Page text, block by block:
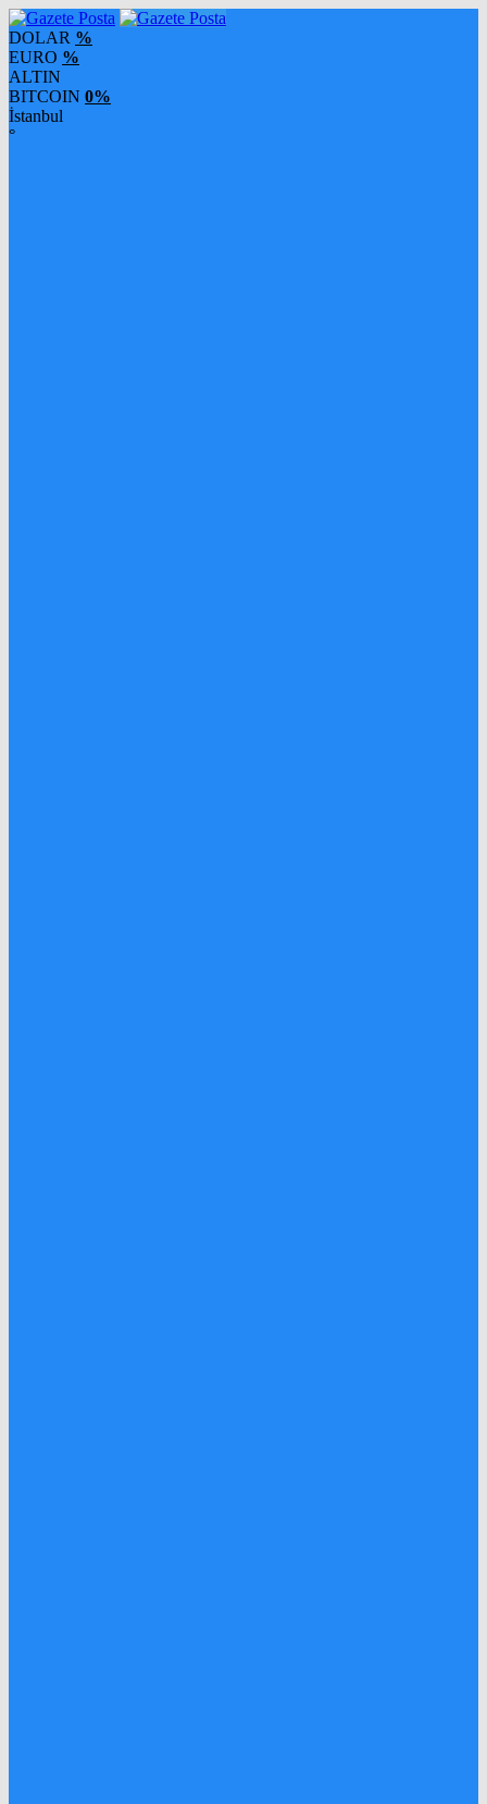
DOLAR %
EURO %
ALTIN
BITCOIN 0%
İstanbul
°